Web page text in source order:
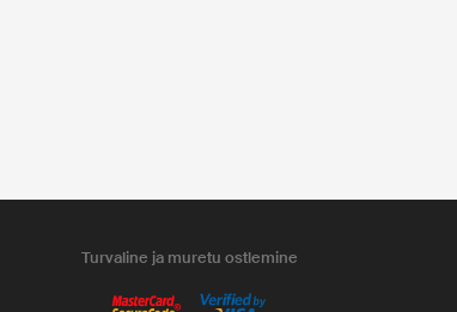
Turvaline ja muretu ostlemine